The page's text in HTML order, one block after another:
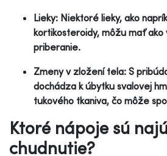
Lieky: Niektoré lieky, ako
kortikosteroidy, môžu mať ako
priberanie.
Zmeny v zložení tela: S
dochádza k úbytku svalovej
tukového tkaniva, čo môže
Ktoré nápoje sú
chudnutie?